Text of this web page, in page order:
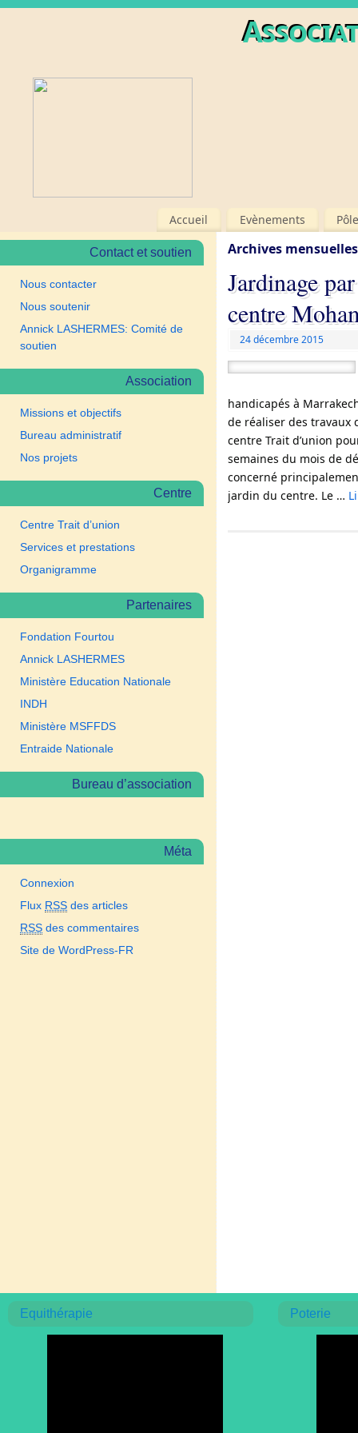
Accueil Evènements
Archives
Jardinage
centre
24 décembre 2015
handicapés à
de réaliser des travaux
centre Trait d’union
semaines du mois de
concerné
jardin du centre. Le …
Contact et soutien
Nous contacter
Nous soutenir
Annick LASHERMES: Comité de
soutien
Association
Missions et objectifs
Bureau administratif
Nos projets
Centre
Centre Trait d’union
Services et prestations
Organigramme
Partenaires
Fondation Fourtou
Annick LASHERMES
Ministère Education Nationale
INDH
Ministère MSFFDS
Entraide Nationale
Bureau d’association
Méta
Connexion
Flux RSS des articles
RSS des commentaires
Site de WordPress-FR
Equithérapie Poterie